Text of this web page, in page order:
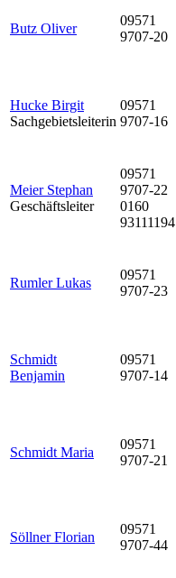
Butz Oliver
09571
9707-20
Hucke Birgit
Sachgebietsleiterin
09571
9707-16
Meier Stephan
Geschäftsleiter
09571
9707-22
0160
93111194
Rumler Lukas
09571
9707-23
Schmidt
Benjamin
09571
9707-14
Schmidt Maria
09571
9707-21
Söllner Florian
09571
9707-44